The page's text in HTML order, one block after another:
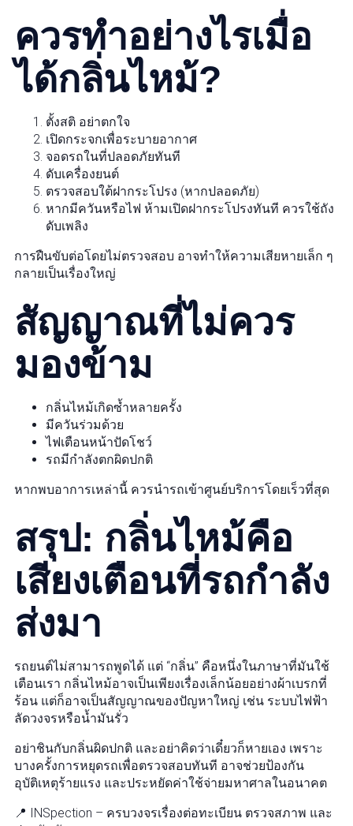
ควรทำอย่างไรเมื่อ
ได้กลิ่นไหม้?
ตั้งสติ อย่าตกใจ
เปิดกระจกเพื่อระบายอากาศ
จอดรถในที่ปลอดภัยทันที
ดับเครื่องยนต์
ตรวจสอบใต้ฝากระโปรง (หากปลอดภัย)
หากมีควันหรือไฟ ห้ามเปิดฝากระโปรงทันที ควรใช้ถัง
ดับเพลิง
การฝืนขับต่อโดยไม่ตรวจสอบ อาจทำให้ความเสียหายเล็ก ๆ
กลายเป็นเรื่องใหญ่
สัญญาณที่ไม่ควร
มองข้าม
กลิ่นไหม้เกิดซ้ำหลายครั้ง
มีควันร่วมด้วย
ไฟเตือนหน้าปัดโชว์
รถมีกำลังตกผิดปกติ
หากพบอาการเหล่านี้ ควรนำรถเข้าศูนย์บริการโดยเร็วที่สุด
สรุป: กลิ่นไหม้คือ
เสียงเตือนที่รถกำลัง
ส่งมา
รถยนต์ไม่สามารถพูดได้ แต่ “กลิ่น” คือหนึ่งในภาษาที่มันใช้
เตือนเรา กลิ่นไหม้อาจเป็นเพียงเรื่องเล็กน้อยอย่างผ้าเบรกที่
ร้อน แต่ก็อาจเป็นสัญญาณของปัญหาใหญ่ เช่น ระบบไฟฟ้า
ลัดวงจรหรือน้ำมันรั่ว
อย่าชินกับกลิ่นผิดปกติ และอย่าคิดว่าเดี๋ยวก็หายเอง เพราะ
บางครั้งการหยุดรถเพื่อตรวจสอบทันที อาจช่วยป้องกัน
อุบัติเหตุร้ายแรง และประหยัดค่าใช้จ่ายมหาศาลในอนาคต
📍 INSpection – ครบวงจรเรื่องต่อทะเบียน ตรวจสภาพ และ